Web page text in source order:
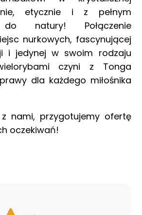
etycznie i z pełnym
do natury! Połączenie
nurkowych, fascynującej
i jedynej w swoim rodzaju
czyni z Tonga
dla każdego miłośnika
nami, przygotujemy ofertę
oczekiwań!